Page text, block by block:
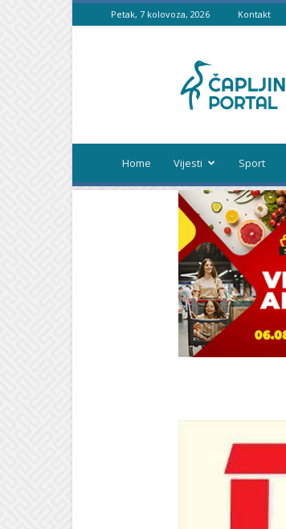
Petak, 7 kolovoza, 2026 Kontakt
portal
Home Vijesti Sport